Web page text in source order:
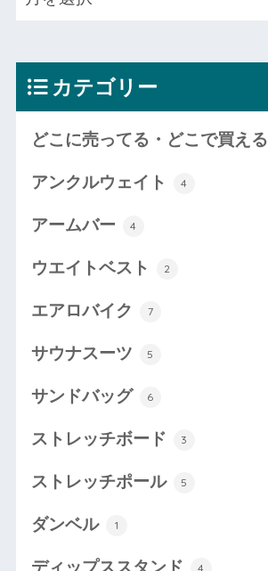
カテゴリー
どこに売ってる・どこで買える
アンクルウェイト 4
アームバー 4
ウエイトベスト 2
エアロバイク 7
サウナスーツ 5
サンドバッグ 6
ストレッチボード 3
ストレッチポール 5
ダンベル 1
ディップススタンド 4